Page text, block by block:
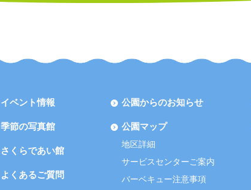
イベント情報
季節の写真館
さくらであい館
よくあるご質問
公園からのお知らせ
公園マップ
地区詳細
サービスセンターご案内
バーベキュー注意事項